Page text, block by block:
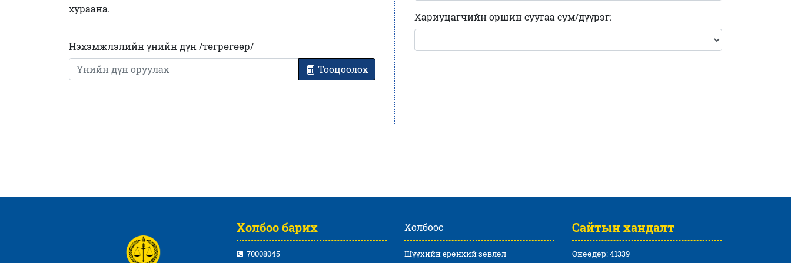
эсрэг гэмт хэрэг
шийдвэртэй холбоотой
хураана.
Нэхэмжлэлийн үнийн дүн /төгрөгөөр/
Тооцоолох
Хариуцагчийн оршин суугаа сум/дүүрэг:
Холбоо барих
70008045
Холбоос
Шүүхийн ерөнхий зөвлөл
Сайтын хандалт
Өнөөдөр: 41339